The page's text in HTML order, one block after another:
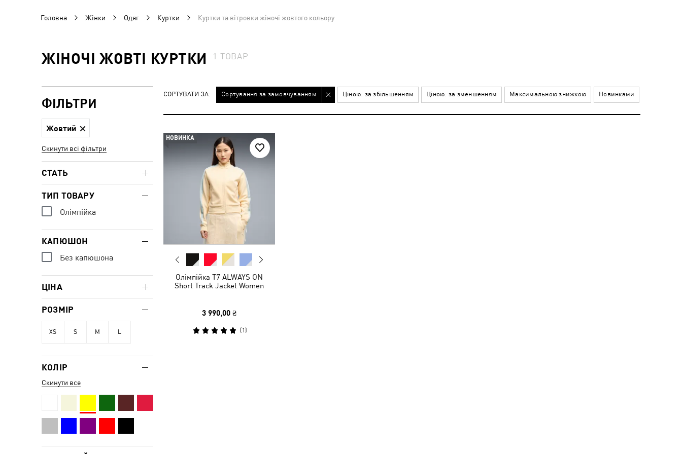
Головна Жінки Одяг Куртки Куртки та вітровки жіночі жовтого кольору
ЖІНОЧІ ЖОВТІ КУРТКИ 1 ТОВАР
СОРТУВАТИ ЗА: Сортування за замовчуванням Ціною: за збільшенням Ціною: за зменшенням Максимальною знижкою Новинками
НОВИНКА
Олімпійка T7 ALWAYS ON
Short Track Jacket Women
3 990,00 ₴
(1 )
ФІЛЬТРИ
Жовтий
Скинути всі фільтри
СТАТЬ
ТИП ТОВАРУ
Олімпійка
КАПЮШОН
Без капюшона
ЦІНА
РОЗМІР
XS S M L
КОЛІР
Скинути все